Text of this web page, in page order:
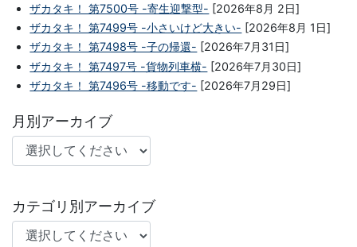
ザカタキ！ 第7500号 -寄生迎撃型- [2026年8月 2日]
ザカタキ！ 第7499号 -小さいけど大きい- [2026年8月 1日]
ザカタキ！ 第7498号 -子の帰還- [2026年7月31日]
ザカタキ！ 第7497号 -貨物列車横- [2026年7月30日]
ザカタキ！ 第7496号 -移動です- [2026年7月29日]
月別アーカイブ
カテゴリ別アーカイブ